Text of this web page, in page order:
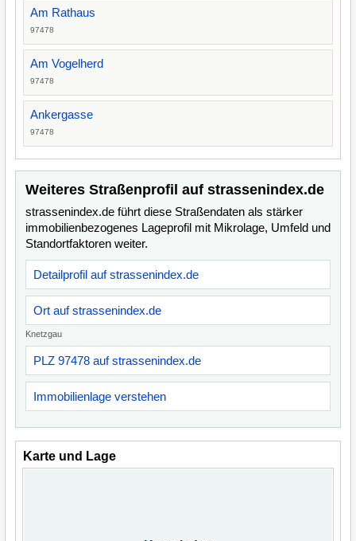
Am Rathaus
97478
Am Vogelherd
97478
Ankergasse
97478
Weiteres Straßenprofil auf strassenindex.de
strassenindex.de führt diese Straßendaten als stärker
immobilienbezogenes Lageprofil mit Mikrolage, Umfeld und
Standortfaktoren weiter.
Detailprofil auf strassenindex.de
Ort auf strassenindex.de
Knetzgau
PLZ 97478 auf strassenindex.de
Immobilienlage verstehen
Karte und Lage